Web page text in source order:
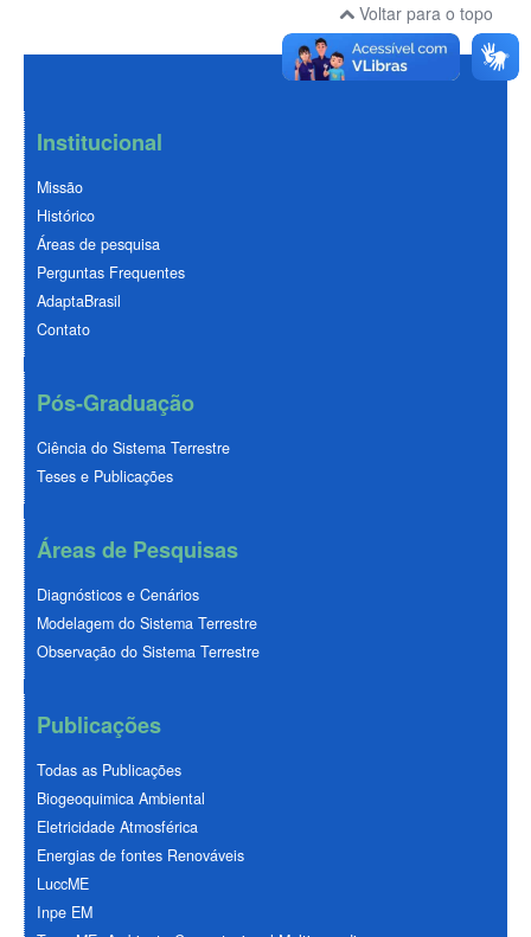
Voltar para o topo
Institucional
Missão
Histórico
Áreas de pesquisa
Perguntas Frequentes
AdaptaBrasil
Contato
Pós-Graduação
Ciência do Sistema Terrestre
Teses e Publicações
Áreas de Pesquisas
Diagnósticos e Cenários
Modelagem do Sistema Terrestre
Observação do Sistema Terrestre
Publicações
Todas as Publicações
Biogeoquimica Ambiental
Eletricidade Atmosférica
Energias de fontes Renováveis
LuccME
Inpe EM